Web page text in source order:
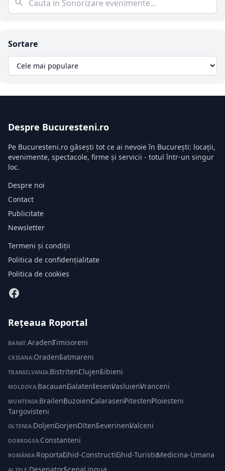
Sortare
Despre Bucuresteni.ro
Pe Bucuresteni.ro găsești tot ce ai nevoie în București: locații,
evenimente, spectacole, firme și servicii - totul într-un singur
loc.
Despre noi
Contact
Publicitate
Newsletter
Termeni și condiții
Politica de confidențialitate
Politica de cookies
Rețeaua Roportal
BANAT:Aradeni·Timisoreni
CRIȘANA:Oradeni·Satmareni
TRANSILVANIA:Bistriteni·Clujeni·Sibieni
MOLDOVA:Bacauani·Galateni·Ieseni·Vasluieni·Vranceni
MUNTENIA:Braileni·Buzoieni·Calaraseni·Pitesteni·Ploiesteni·
Targovisteni
OLTENIA:Doljeni·Gorjeni·Olteni·Severineni·Valceni
DOBROGEA:Constanteni
ROMÂNIA:Roportal·Ghid-Constructii·Ghid-Turistic·Medicina-Umana